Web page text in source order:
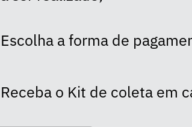
Escolha a forma de
Receba o Kit de coleta em